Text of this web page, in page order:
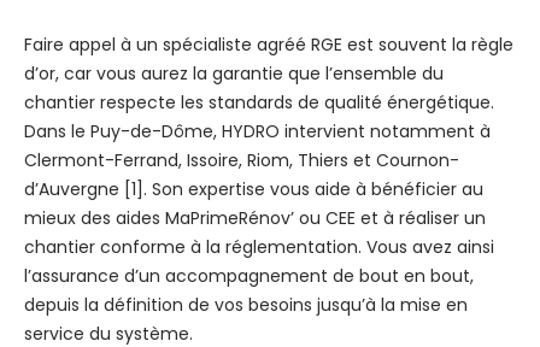
Faire appel à un spécialiste agréé RGE est souvent la règle
d’or, car vous aurez la garantie que l’ensemble du
chantier respecte les standards de qualité énergétique.
Dans le Puy-de-Dôme, HYDRO intervient notamment à
Clermont-Ferrand, Issoire, Riom, Thiers et Cournon-
d’Auvergne [1]. Son expertise vous aide à bénéficier au
mieux des aides MaPrimeRénov’ ou CEE et à réaliser un
chantier conforme à la réglementation. Vous avez ainsi
l’assurance d’un accompagnement de bout en bout,
depuis la définition de vos besoins jusqu’à la mise en
service du système.